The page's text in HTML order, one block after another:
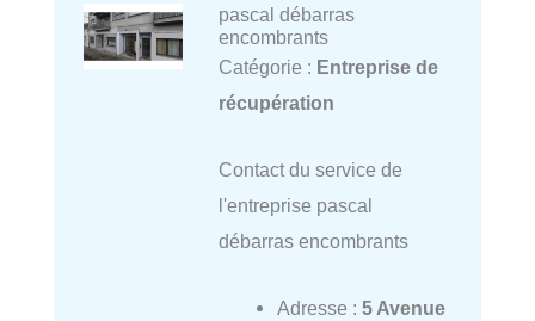
pascal débarras
encombrants
Catégorie : Entreprise de
récupération
Contact du service de
l'entreprise pascal
débarras encombrants
Adresse : 5 Avenue